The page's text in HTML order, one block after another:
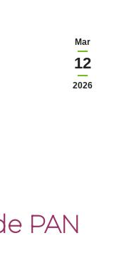
Mar
12
2026
PAN